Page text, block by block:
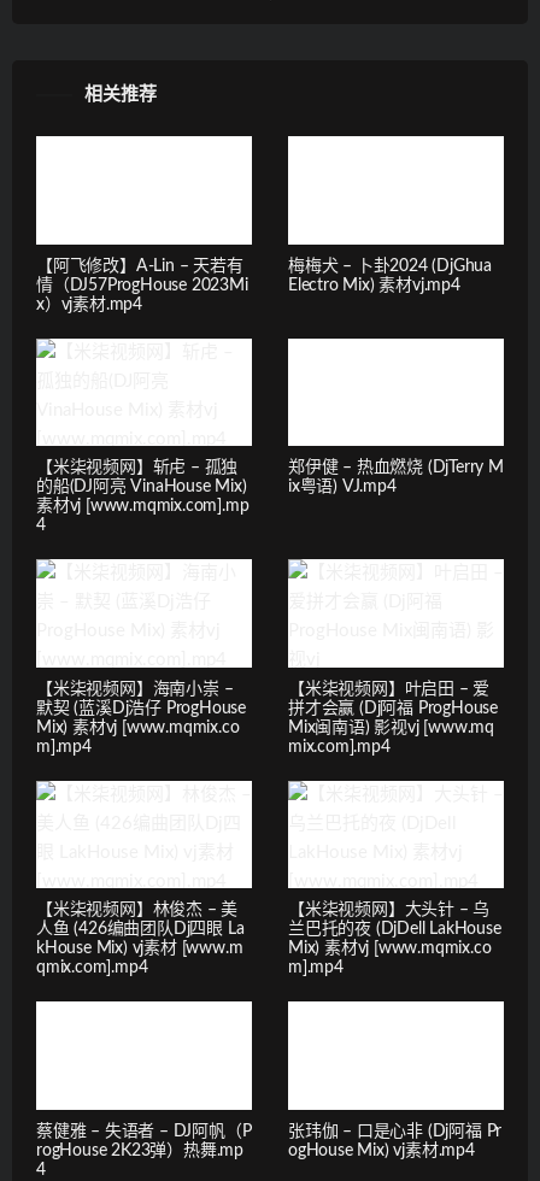
相关推荐
【阿飞修改】A-Lin – 天若有
情（DJ57ProgHouse 2023Mi
x）vj素材.mp4
梅梅犬 – 卜卦2024 (DjGhua
Electro Mix) 素材vj.mp4
【米柒视频网】斩虍 – 孤独
的船(DJ阿亮 VinaHouse Mix)
素材vj [www.mqmix.com].mp
4
郑伊健 – 热血燃烧 (DjTerry M
ix粤语) VJ.mp4
【米柒视频网】海南小崇 –
默契 (蓝溪Dj浩仔 ProgHouse
Mix) 素材vj [www.mqmix.co
m].mp4
【米柒视频网】叶启田 – 爱
拼才会赢 (Dj阿福 ProgHouse
Mix闽南语) 影视vj [www.mq
mix.com].mp4
【米柒视频网】林俊杰 – 美
人鱼 (426编曲团队Dj四眼 La
kHouse Mix) vj素材 [www.m
qmix.com].mp4
【米柒视频网】大头针 – 乌
兰巴托的夜 (DjDell LakHouse
Mix) 素材vj [www.mqmix.co
m].mp4
蔡健雅 – 失语者 – DJ阿帆（P
rogHouse 2K23弹）热舞.mp
4
张玮伽 – 口是心非 (Dj阿福 Pr
ogHouse Mix) vj素材.mp4